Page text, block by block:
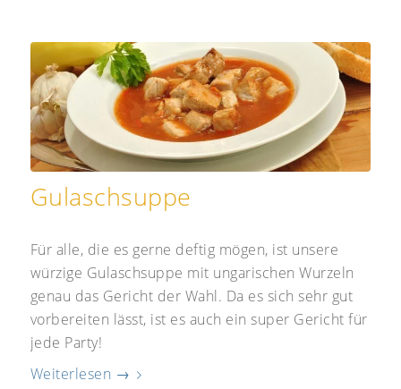
Gulaschsuppe
Für alle, die es gerne deftig mögen, ist unsere
würzige Gulaschsuppe mit ungarischen Wurzeln
genau das Gericht der Wahl. Da es sich sehr gut
vorbereiten lässt, ist es auch ein super Gericht für
jede Party!
Weiterlesen →